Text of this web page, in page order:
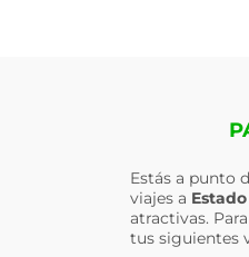
Estás a punto
viajes a
atractivas.
tus siguientes